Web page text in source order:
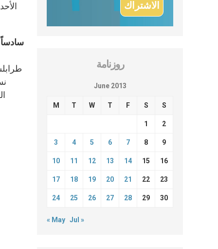
روزنامة
June 2013
M T W T F S S
1 2
3 4 5 6 7 8 9
10 11 12 13 14 15 16
17 18 19 20 21 22 23
24 25 26 27 28 29 30
« May Jul »